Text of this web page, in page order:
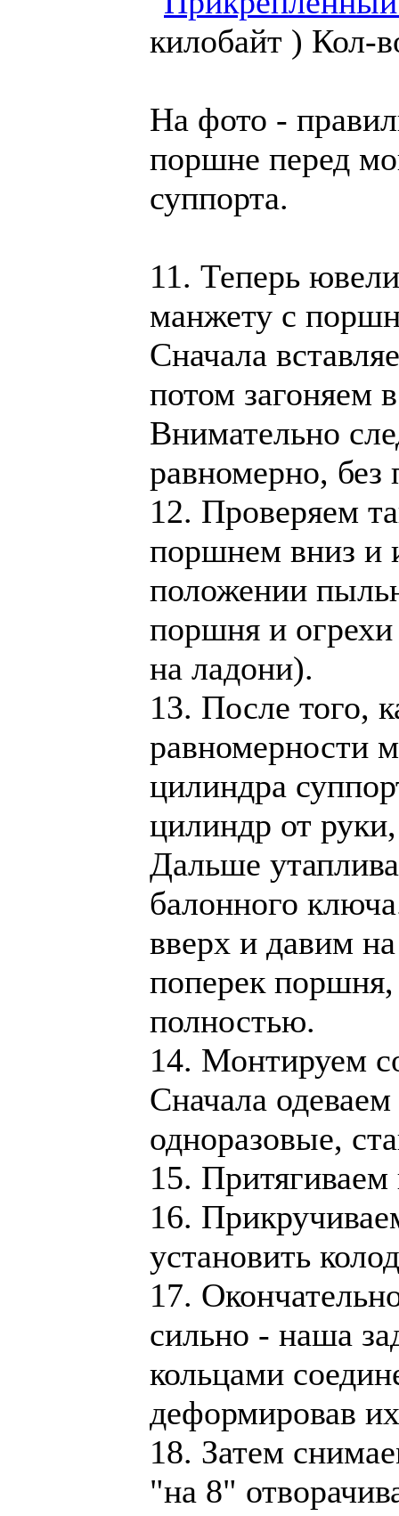
килобайт ) Кол-
На фото -
поршне перед
суппорта.
11. Теперь
манжету с
Сначала
потом загоняем
Внимательно
равномерно, без
12. Проверяем
поршнем вниз и
положении
поршня и
на ладони).
13. После того,
равномерности
цилиндра
цилиндр от
Дальше
балонного
вверх и давим
поперек
полностью.
14. Монтируем
Сначала
одноразовые,
15.
16.
установить
17.
сильно - наша
кольцами
деформировав
18. Затем
"на 8"